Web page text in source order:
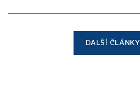
DALŠÍ ČLÁNKY